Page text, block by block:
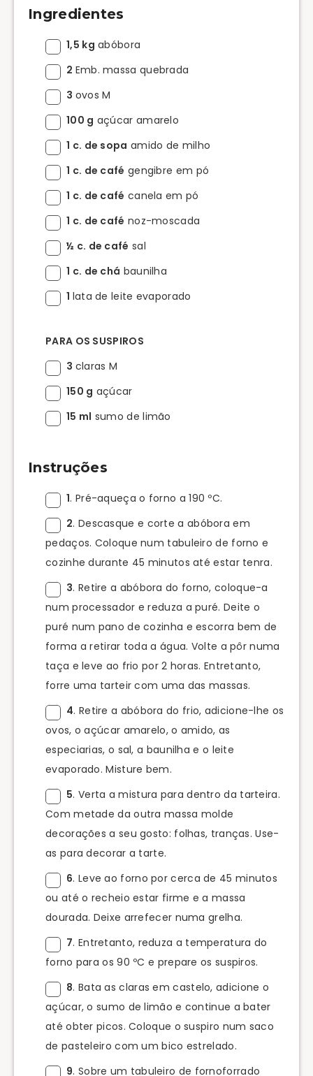
Ingredientes
1,5 kg abóbora
2 Emb. massa quebrada
3 ovos M
100 g açúcar amarelo
1 c. de sopa amido de milho
1 c. de café gengibre em pó
1 c. de café canela em pó
1 c. de café noz-moscada
½ c. de café sal
1 c. de chá baunilha
1 lata de leite evaporado
PARA OS SUSPIROS
3 claras M
150 g açúcar
15 ml sumo de limão
Instruções
1. Pré-aqueça o forno a 190 ºC.
2. Descasque e corte a abóbora em
pedaços. Coloque num tabuleiro de forno e
cozinhe durante 45 minutos até estar tenra.
3. Retire a abóbora do forno, coloque-a
num processador e reduza a puré. Deite o
puré num pano de cozinha e escorra bem de
forma a retirar toda a água. Volte a pôr numa
taça e leve ao frio por 2 horas. Entretanto,
forre uma tarteir com uma das massas.
4. Retire a abóbora do frio, adicione-lhe os
ovos, o açúcar amarelo, o amido, as
especiarias, o sal, a baunilha e o leite
evaporado. Misture bem.
5. Verta a mistura para dentro da tarteira.
Com metade da outra massa molde
decorações a seu gosto: folhas, tranças. Use-
as para decorar a tarte.
6. Leve ao forno por cerca de 45 minutos
ou até o recheio estar firme e a massa
dourada. Deixe arrefecer numa grelha.
7. Entretanto, reduza a temperatura do
forno para os 90 ºC e prepare os suspiros.
8. Bata as claras em castelo, adicione o
açúcar, o sumo de limão e continue a bater
até obter picos. Coloque o suspiro num saco
de pasteleiro com um bico estrelado.
9. Sobre um tabuleiro de fornoforrado